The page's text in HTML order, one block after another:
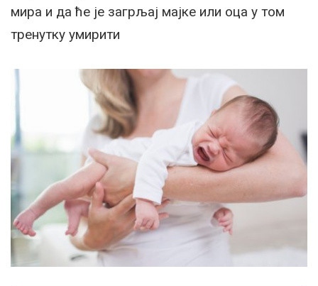
мира и да ће је загрљај мајке или оца у том
тренутку умирити